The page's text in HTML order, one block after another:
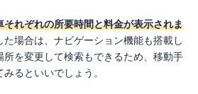
れぞれの所要時間と料金が表示されま
た場合は、ナビゲーション機能も搭載し
所を変更して検索もできるため、移動手
るといいでしょう。